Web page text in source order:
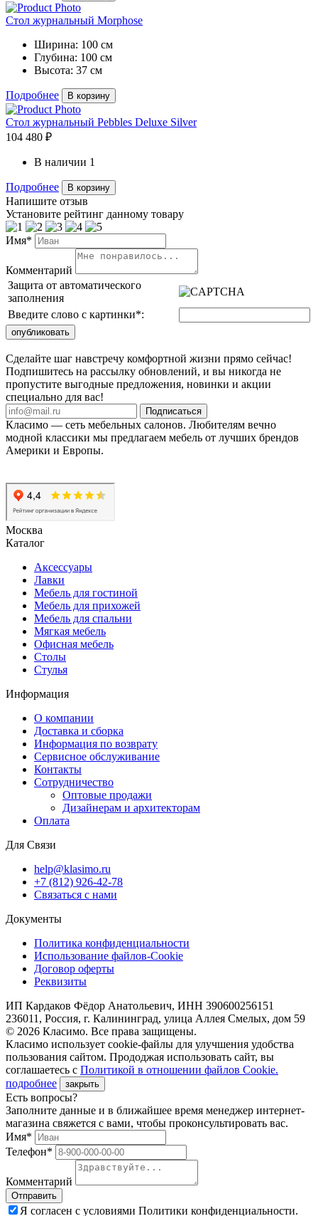
Стол журнальный Morphose
Ширина: 100 см
Глубина: 100 см
Высота: 37 см
Подробнее В корзину
Стол журнальный Pebbles Deluxe Silver
104 480 ₽
В наличии 1
Подробнее В корзину
Напишите отзыв
Установите рейтинг данному товару
Имя*
Комментарий
Защита от автоматического
заполнения
Введите слово с картинки*:
Сделайте шаг навстречу комфортной жизни прямо сейчас!
Подпишитесь на рассылку обновлений, и вы никогда не
пропустите выгодные предложения, новинки и акции
специально для вас!
Подписаться
Класимо — cеть мебельных салонов. Любителям вечно
модной классики мы предлагаем мебель от лучших брендов
Америки и Европы.
Москва
Каталог
Аксессуары
Лавки
Мебель для гостиной
Мебель для прихожей
Мебель для спальни
Мягкая мебель
Офисная мебель
Столы
Стулья
Информация
О компании
Доставка и сборка
Информация по возврату
Сервисное обслуживание
Контакты
Сотрудничество
Оптовые продажи
Дизайнерам и архитекторам
Оплата
Для Связи
help@klasimo.ru
+7 (812) 926-42-78
Связаться с нами
Документы
Политика конфиденциальности
Использование файлов-Cookie
Договор оферты
Реквизиты
ИП Кардаков Фёдор Анатольевич, ИНН 390600256151
236011, Россия, г. Калининград, улица Аллея Смелых, дом 59
© 2026 Класимо. Все права защищены.
Класимо использует cookie-файлы для улучшения удобства
пользования сайтом. Прододжая использовать сайт, вы
соглашаетесь с Политикой в отношении файлов Сookie.
подробнее
закрыть
Есть вопросы?
Заполните данные и в ближайшее время менеджер интернет-
магазина свяжется с вами, чтобы проконсультировать вас.
Имя*
Телефон*
Комментарий
Я согласен с условиями Политики конфиденциальности.